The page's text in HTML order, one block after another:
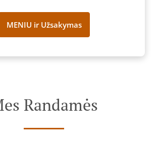
MENIU ir Užsakymas
Randamės